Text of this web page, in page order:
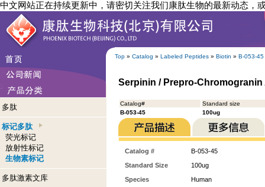
中文网站正在持续更新中，请密切关注我们康肽生物的最新动态，
Top » Catalog » Labeled Peptides » Biotin » B-053-45
多肽
标记多肽
荧光标记
放射性标记
生物素标记
多肽激素文库
Serpinin / Prepro-Chromogranin
Catalog#
Standard size
B-053-45
100ug
Catalog #
B-053-45
Standard Size
100ug
Species
Human